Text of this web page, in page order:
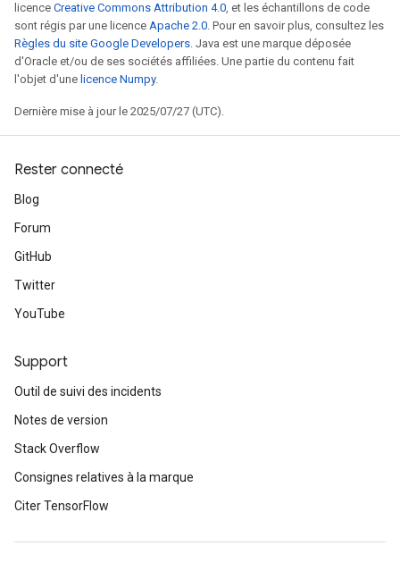
licence Creative Commons Attribution 4.0, et les échantillons de code
sont régis par une licence Apache 2.0. Pour en savoir plus, consultez les
Règles du site Google Developers. Java est une marque déposée
d'Oracle et/ou de ses sociétés affiliées. Une partie du contenu fait
l'objet d'une licence Numpy.
Dernière mise à jour le 2025/07/27 (UTC).
Rester connecté
Blog
Forum
GitHub
Twitter
YouTube
Support
Outil de suivi des incidents
Notes de version
Stack Overflow
Consignes relatives à la marque
Citer TensorFlow